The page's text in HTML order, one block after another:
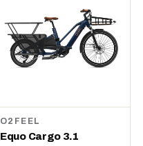
O2FEEL
Equo Cargo 3.1